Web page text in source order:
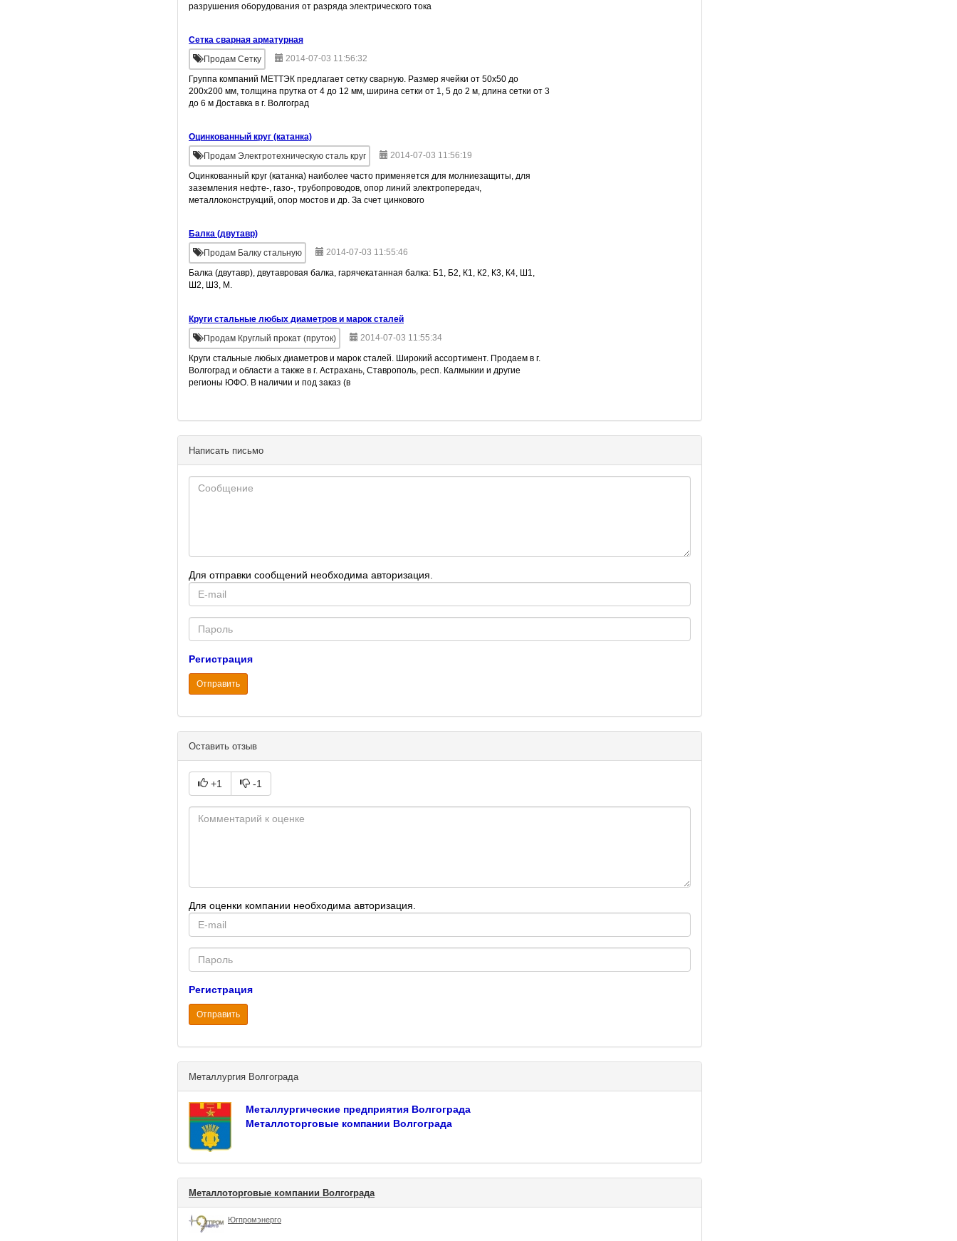
разрушения оборудования от разряда электрического тока
Сетка сварная арматурная
Продам Сетку
2014-07-03 11:56:32
Группа компаний МЕТТЭК предлагает сетку сварную. Размер ячейки от 50х50 до
200х200 мм, толщина прутка от 4 до 12 мм, ширина сетки от 1, 5 до 2 м, длина сетки от 3
до 6 м Доставка в г. Волгоград
Оцинкованный круг (катанка)
Продам Электротехническую сталь круг
2014-07-03 11:56:19
Оцинкованный круг (катанка) наиболее часто применяется для молниезащиты, для
заземления нефте-, газо-, трубопроводов, опор линий электропередач,
металлоконструкций, опор мостов и др. За счет цинкового
Балка (двутавр)
Продам Балку стальную
2014-07-03 11:55:46
Балка (двутавр), двутавровая балка, гарячекатанная балка: Б1, Б2, К1, К2, К3, К4, Ш1,
Ш2, Ш3, М.
Круги стальные любых диаметров и марок сталей
Продам Круглый прокат (пруток)
2014-07-03 11:55:34
Круги стальные любых диаметров и марок сталей. Широкий ассортимент. Продаем в г.
Волгоград и области а также в г. Астрахань, Ставрополь, респ. Калмыкии и другие
регионы ЮФО. В наличии и под заказ (в
Написать письмо
Для отправки сообщений необходима авторизация.
mail
Password
Регистрация
Отправить
Оставить отзыв
+1 -1
Для оценки компании необходима авторизация.
mail
Password
Регистрация
Отправить
Металлургия Волгограда
Металлургические предприятия Волгограда
Металлоторговые компании Волгограда
Металлоторговые компании Волгограда
Югпромэнерго